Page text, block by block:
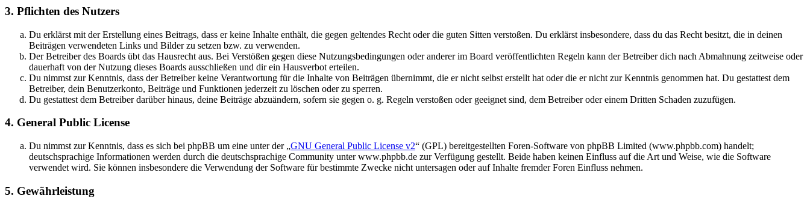
3. Pflichten des Nutzers
Du erklärst mit der Erstellung eines Beitrags, dass er keine Inhalte enthält, die gegen geltendes Recht oder die guten Sitten verstoßen. Du erklärst insbesondere, dass du das Recht besitzt, die in deinen
Beiträgen verwendeten Links und Bilder zu setzen bzw. zu verwenden.
Der Betreiber des Boards übt das Hausrecht aus. Bei Verstößen gegen diese Nutzungsbedingungen oder anderer im Board veröffentlichten Regeln kann der Betreiber dich nach Abmahnung zeitweise oder
dauerhaft von der Nutzung dieses Boards ausschließen und dir ein Hausverbot erteilen.
Du nimmst zur Kenntnis, dass der Betreiber keine Verantwortung für die Inhalte von Beiträgen übernimmt, die er nicht selbst erstellt hat oder die er nicht zur Kenntnis genommen hat. Du gestattest dem
Betreiber, dein Benutzerkonto, Beiträge und Funktionen jederzeit zu löschen oder zu sperren.
Du gestattest dem Betreiber darüber hinaus, deine Beiträge abzuändern, sofern sie gegen o. g. Regeln verstoßen oder geeignet sind, dem Betreiber oder einem Dritten Schaden zuzufügen.
4. General Public License
Du nimmst zur Kenntnis, dass es sich bei phpBB um eine unter der „GNU General Public License v2“ (GPL) bereitgestellten Foren-Software von phpBB Limited (www.phpbb.com) handelt;
deutschsprachige Informationen werden durch die deutschsprachige Community unter www.phpbb.de zur Verfügung gestellt. Beide haben keinen Einfluss auf die Art und Weise, wie die Software
verwendet wird. Sie können insbesondere die Verwendung der Software für bestimmte Zwecke nicht untersagen oder auf Inhalte fremder Foren Einfluss nehmen.
5. Gewährleistung